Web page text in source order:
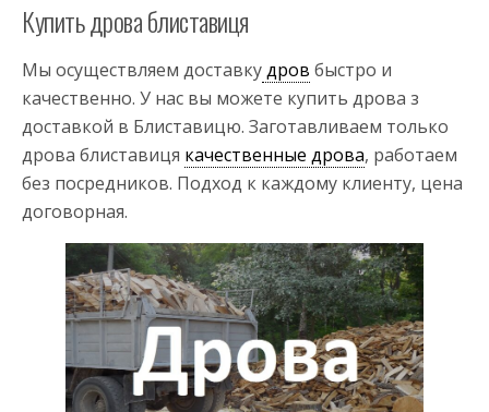
Купить дрова блиставиця
Мы осуществляем доставкудров быстро и
качественно. У нас вы можете купить дрова з
доставкой в Блиставицю. Заготавливаем только
дрова блиставиця качественные дрова, работаем
без посредников. Подход к каждому клиенту, цена
договорная.